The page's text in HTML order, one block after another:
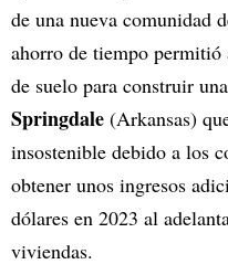
de una nueva comunidad
ahorro de tiempo permitió
de suelo para construir
Springdale (Arkansas)
insostenible debido a los
obtener unos ingresos
dólares en 2023 al
viviendas.